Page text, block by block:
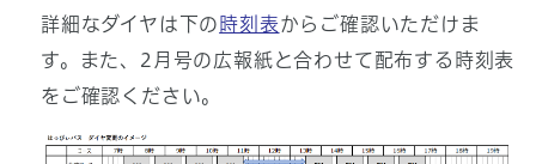
詳細なダイヤは下の 時刻表からご確認いただけま
す。また、2月号の広報紙と合わせて配布する時刻表
をご確認ください。